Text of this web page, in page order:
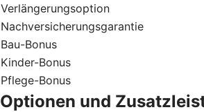
Verlängerungsoption
Nachversicherungsgarantie
Bau-Bonus
Kinder-Bonus
Pflege-Bonus
Optionen und